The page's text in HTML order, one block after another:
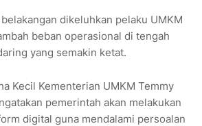
dikeluhkan pelaku UMKM
beban operasional di tengah
yang semakin ketat.
Kecil Kementerian UMKM Temmy
pemerintah akan melakukan
digital guna mendalami persoalan